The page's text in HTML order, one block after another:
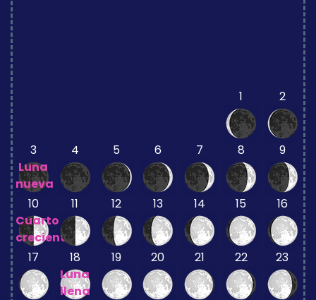
1 2
3
Luna
nueva
4 5 6 7 8 9
10
Cuarto
creciente
11 12 13 14 15 16
17
18
Luna
llena
19 20 21 22 23